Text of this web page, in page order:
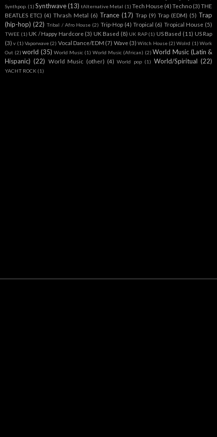
Synthpop. (1) Synthwave (13) tAlternative Metal (1) Tech House (4) Techno (3) THE
BEATLES ETC) (4) Thrash Metal (6) Trance (17) Trap (9) Trap (EDM) (5) Trap
(hip-hop) (22) Tribal / Afro House (2) Trip-Hop (4) Tropical (6) Tropical House (5)
TWEE (1) UK / Happy Hardcore (3) UK Based (8) UK RAP (1) US Based (11) US Rap
(3) v (1) Vaporwave (2) Vocal Dance/EDM (7) Wave (3) Witch House (2) Wolrd (1) Work
Out (2) world (35) World Music (1) World Music (African) (2) World Music (Latin &
Hispanic) (22) World Music (other) (4) World pop (1) World/Spiritual (22)
YACHT ROCK (1)